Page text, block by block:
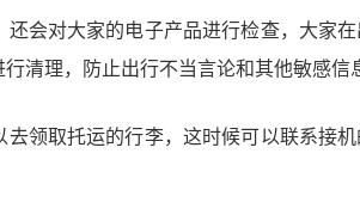
还会对大家的电子产品进行检查，大家
清理，防止出行不当言论和其他敏感信
领取托运的行李，这时候可以联系接